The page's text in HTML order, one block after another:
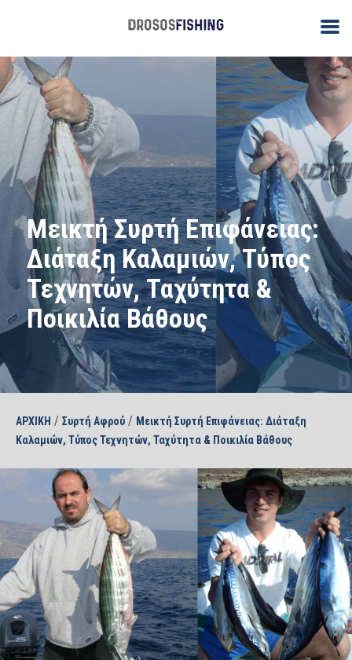
Μεικτή Συρτή Επιφάνειας:
Διάταξη Καλαμιών, Τύπος
Τεχνητών, Ταχύτητα &
Ποικιλία Βάθους
ΑΡΧΙΚΗ / Συρτή Αφρού / Μεικτή Συρτή Επιφάνειας: Διάταξη
Καλαμιών, Τύπος Τεχνητών, Ταχύτητα & Ποικιλία Βάθους